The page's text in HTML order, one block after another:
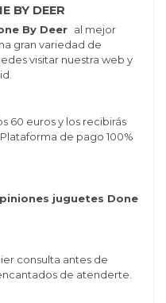
BY DEER
By Deer al mejor
gran variedad de
visitar nuestra web y
60 euros y los recibirás
de pago 100%
juguetes Done
consulta antes de
de atenderte.